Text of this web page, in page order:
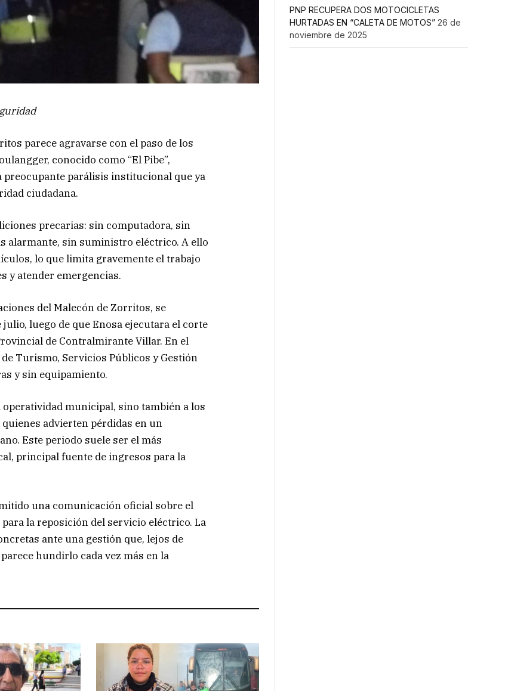
parece agravarse con el paso de los
conocido como “El Pibe”,
parálisis institucional que ya
ciudadana.
precarias: sin computadora, sin
alarmante, sin suministro eléctrico. A ello
lo que limita gravemente el trabajo
y atender emergencias.
del Malecón de Zorritos, se
luego de que Enosa ejecutara el corte
de Contralmirante Villar. En el
Turismo, Servicios Públicos y Gestión
y sin equipamiento.
municipal, sino también a los
advierten pérdidas en un
Este periodo suele ser el más
principal fuente de ingresos para la
una comunicación oficial sobre el
la reposición del servicio eléctrico. La
ante una gestión que, lejos de
hundirlo cada vez más en la
PNP RECUPERA DOS MOTOCICLETAS
HURTADAS EN “CALETA DE MOTOS” 26 de
noviembre de 2025